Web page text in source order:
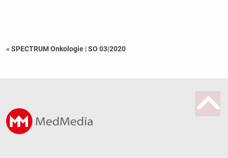
« SPECTRUM Onkologie |SO 03|2020